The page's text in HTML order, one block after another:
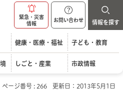
緊急・災害
情報
お問い合わせ 情報を探す
健康・医療・福祉 子ども・教育
しごと・産業 市政情報
ページ番号 : 266 更新日：2013年5月1日